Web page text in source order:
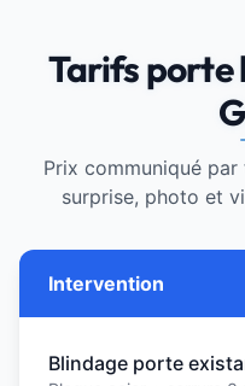
Tarifs
Prix communiqué
surprise, photo et
Intervention
Blindage porte